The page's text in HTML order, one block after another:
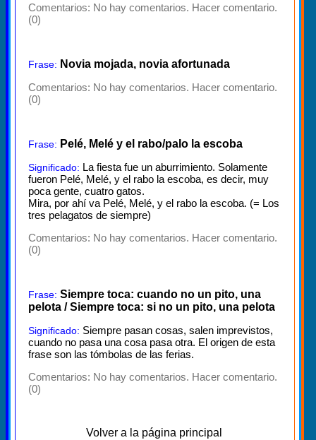
Comentarios: No hay comentarios. Hacer comentario.
(0)
Frase: Novia mojada, novia afortunada
Comentarios: No hay comentarios. Hacer comentario.
(0)
Frase: Pelé, Melé y el rabo/palo la escoba
Significado: La fiesta fue un aburrimiento. Solamente
fueron Pelé, Melé, y el rabo la escoba, es decir, muy
poca gente, cuatro gatos.
Mira, por ahí va Pelé, Melé, y el rabo la escoba. (= Los
tres pelagatos de siempre)
Comentarios: No hay comentarios. Hacer comentario.
(0)
Frase: Siempre toca: cuando no un pito, una
pelota / Siempre toca: si no un pito, una pelota
Significado: Siempre pasan cosas, salen imprevistos,
cuando no pasa una cosa pasa otra. El origen de esta
frase son las tómbolas de las ferias.
Comentarios: No hay comentarios. Hacer comentario.
(0)
Volver a la página principal